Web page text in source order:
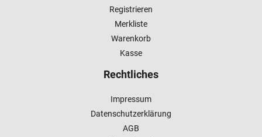
Registrieren
Merkliste
Warenkorb
Kasse
Rechtliches
Impressum
Datenschutzerklärung
AGB